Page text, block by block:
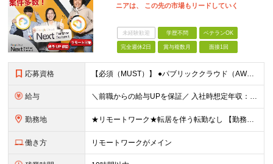
ニアは、 この先の市場もリードしていく
未経験歓迎 学歴不問 ベテランOK
完全週休2日 賞与複数月 面接1回
応募資格 【必須（MUST）】 ●パブリッククラウド（AWS、GCP、Azureなど）を利用した設計、構築経験 ※学歴不問 【歓迎（WANT）】 ●パブリッククラウドを利用したインフラ／サービス運用経験 ●Docker、Kubernetesの設計／運用経験 ●Infrastructure as Codeの開発経験のある方 ●オンプレ環境におけるシステム基盤経験 ・仮想化：VMware、Oracle VM、Xen、Hyper-V ・OS：Linux、Windows Server、HP-UX ・各種ミドルウェア：JP1、Zabbix、Weblogic など ・その他、HCIなども含めたストレージ ●Pythonなどによる開発経験 クラウド化によりインフラと開発の垣根が低くなるため、現在、開発経験をお持ちの方を積極採用中です。
給与
勤務地
働き方 リモートワークがメイン